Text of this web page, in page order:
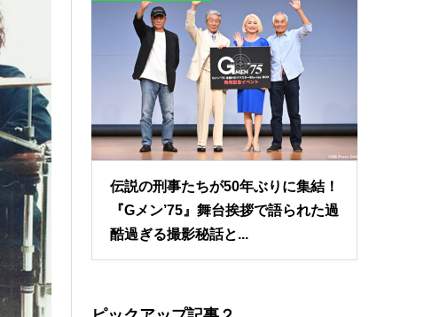
伝説の刑事たちが50年ぶりに集結！
『Gメン’75』舞台挨拶で語られた過
酷過ぎる撮影秘話と...